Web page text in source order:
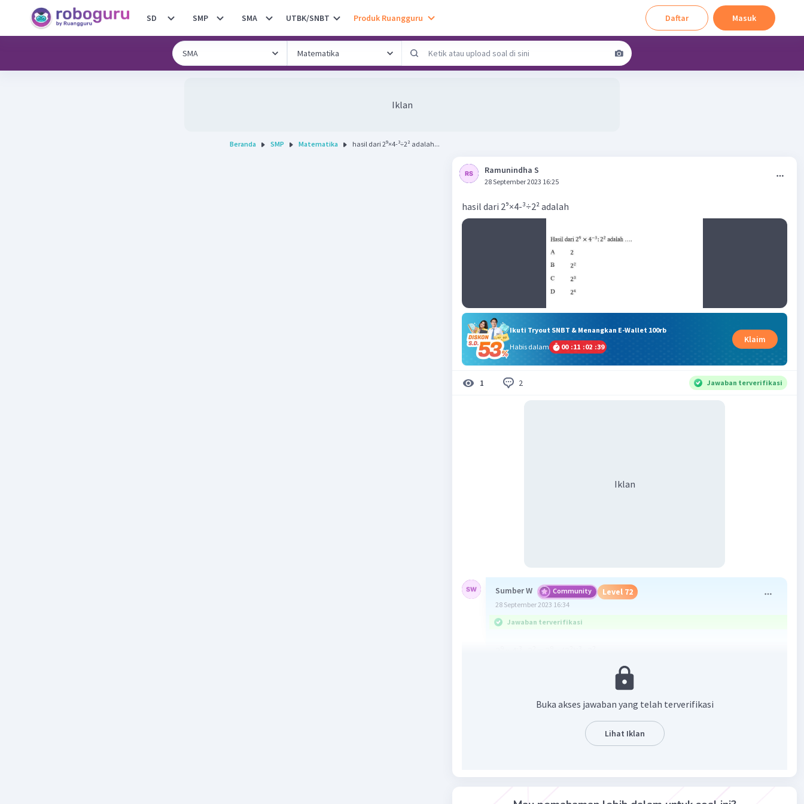
SD SMP SMA UTBK/SNBT Produk Ruangguru Daftar Masuk
Iklan
Beranda SMP Matematika hasil dari 2⁹×4‐³÷2² adalah...
Ramunindha S
28 September 2023 16:25
hasil dari 2⁹×4‐³÷2² adalah
Ikuti Tryout SNBT & Menangkan E-Wallet 100rb
Habis dalam
00 :11 :02 :38
Klaim
1 2 Jawaban terverifikasi
Iklan
Sumber W Community Level 72
28 September 2023 16:34
Jawaban terverifikasi
Jawaban : A
Balas
28 September 2023 20:16
Buka akses jawaban yang telah terverifikasi
Lihat Iklan